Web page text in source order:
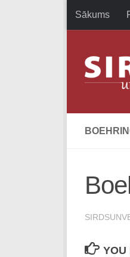
Skip to
Sākums
YOU